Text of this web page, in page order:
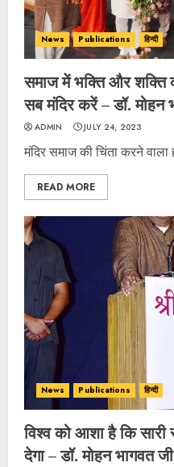
News Publications हिन्दी
समाज में भक्ति और शक्ति
सब मंदिर करें – डॉ. मोहन
ADMIN JULY 24, 2023
मंदिर समाज की चिंता करने
READ MORE
News Publications हिन्दी
विश्व को आशा है कि
देगा – डॉ. मोहन भागवत जी